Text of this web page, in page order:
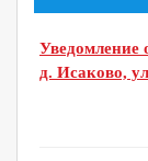
д. Исаково,